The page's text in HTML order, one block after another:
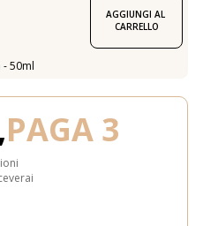
50ml
AGGIUNGI AL
CARRELLO
PAGA 3